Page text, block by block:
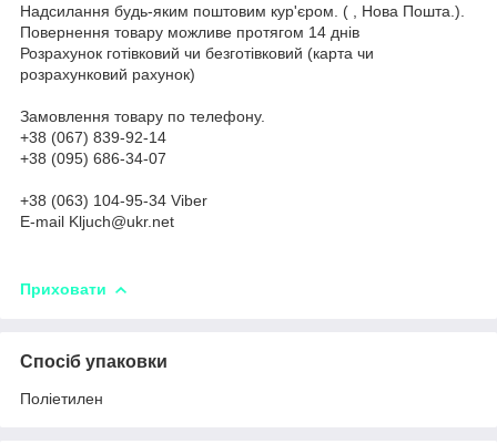
Надсилання будь-яким поштовим кур'єром. ( , Нова Пошта.).
Повернення товару можливе протягом 14 днів
Розрахунок готівковий чи безготівковий (карта чи
розрахунковий рахунок)
Замовлення товару по телефону.
+38 (067) 839-92-14
+38 (095) 686-34-07
+38 (063) 104-95-34 Viber
Е-mail Kljuch@ukr.net
Приховати
Спосіб упаковки
Поліетилен